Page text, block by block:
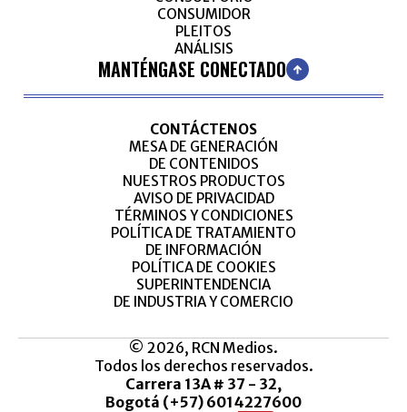
CONSUMIDOR
PLEITOS
ANÁLISIS
MANTÉNGASE CONECTADO
CONTÁCTENOS
MESA DE GENERACIÓN
DE CONTENIDOS
NUESTROS PRODUCTOS
AVISO DE PRIVACIDAD
TÉRMINOS Y CONDICIONES
POLÍTICA DE TRATAMIENTO
DE INFORMACIÓN
POLÍTICA DE COOKIES
SUPERINTENDENCIA
DE INDUSTRIA Y COMERCIO
© 2026, RCN Medios.
Todos los derechos reservados.
Carrera 13A # 37 - 32,
Bogotá (+57) 6014227600